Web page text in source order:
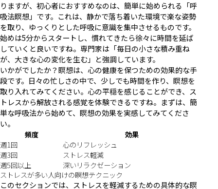
りますが、初心者におすすめなのは、簡単に始められる「呼
吸法瞑想」です。これは、静かで落ち着いた環境で楽な姿勢
を取り、ゆっくりとした呼吸に意識を集中させるものです。
始めは5分からスタートし、慣れてきたら徐々に時間を延ば
していくと良いですね。専門家は「毎日の小さな積み重ね
が、大きな心の変化を生む」と強調しています。
いかがでしたか？瞑想は、心の健康を保つための効果的な手
段です。日々の忙しさの中で、少しでも時間を作り、瞑想を
取り入れてみてください。心の平穏を感じることができ、ス
トレスから解放される感覚を体験できるですね。まずは、簡
単な呼吸法から始めて、瞑想の効果を実感してみてくださ
い。
頻度
効果
週1回
心のリフレッシュ
週3回
ストレス軽減
週5回以上
深いリラクゼーション
ストレスが多い人向けの瞑想テクニック
このセクションでは、ストレスを軽減するための具体的な瞑